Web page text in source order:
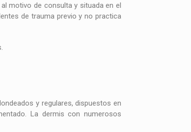
motivo de consulta y situada en el
de trauma previo y no practica
y regulares, dispuestos en
La dermis con numerosos